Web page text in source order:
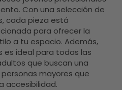
Con una selección de
cada pieza está
para ofrecer la
a tu espacio. Además,
es ideal para todas las
que buscan una
mayores que
accesibilidad.